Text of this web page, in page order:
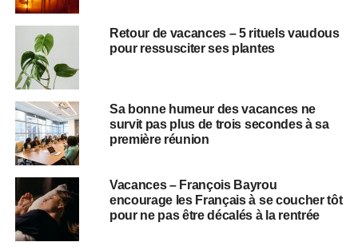
Retour de vacances – 5 rituels vaudous
pour ressusciter ses plantes
Sa bonne humeur des vacances ne
survit pas plus de trois secondes à sa
première réunion
Vacances – François Bayrou
encourage les Français à se coucher tôt
pour ne pas être décalés à la rentrée